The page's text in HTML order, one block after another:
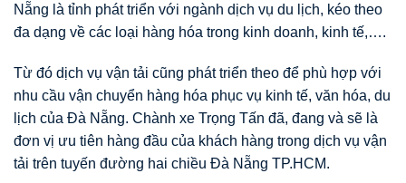
Nẵng là tỉnh phát triển với ngành dịch vụ du lịch, kéo theo
đa dạng về các loại hàng hóa trong kinh doanh, kinh tế,….
Từ đó dịch vụ vận tải cũng phát triển theo để phù hợp với
nhu cầu vận chuyển hàng hóa phục vụ kinh tế, văn hóa, du
lịch của Đà Nẵng. Chành xe Trọng Tấn đã, đang và sẽ là
đơn vị ưu tiên hàng đầu của khách hàng trong dịch vụ vận
tải trên tuyến đường hai chiều Đà Nẵng TP.HCM.